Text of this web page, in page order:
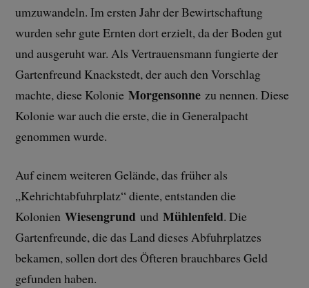
umzuwandeln. Im ersten Jahr der Bewirtschaftung
wurden sehr gute Ernten dort erzielt, da der Boden gut
und ausgeruht war. Als Vertrauensmann fungierte der
Gartenfreund Knackstedt, der auch den Vorschlag
machte, diese KolonieMorgensonne zu nennen. Diese
Kolonie war auch die erste, die in Generalpacht
genommen wurde.
Auf einem weiteren Gelände, das früher als
„Kehrichtabfuhrplatz“ diente, entstanden die
KolonienWiesengrund undMühlenfeld. Die
Gartenfreunde, die das Land dieses Abfuhrplatzes
bekamen, sollen dort des Öfteren brauchbares Geld
gefunden haben.